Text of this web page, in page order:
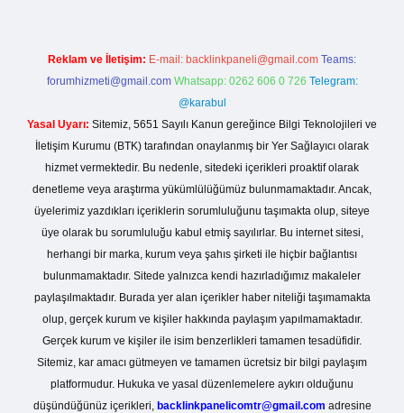
Reklam ve İletişim: E-mail: backlinkpaneli@gmail.com Teams:
forumhizmeti@gmail.com Whatsapp: 0262 606 0 726 Telegram:
@karabul
Yasal Uyarı: Sitemiz, 5651 Sayılı Kanun gereğince Bilgi Teknolojileri ve
İletişim Kurumu (BTK) tarafından onaylanmış bir Yer Sağlayıcı olarak
hizmet vermektedir. Bu nedenle, sitedeki içerikleri proaktif olarak
denetleme veya araştırma yükümlülüğümüz bulunmamaktadır. Ancak,
üyelerimiz yazdıkları içeriklerin sorumluluğunu taşımakta olup, siteye
üye olarak bu sorumluluğu kabul etmiş sayılırlar. Bu internet sitesi,
herhangi bir marka, kurum veya şahıs şirketi ile hiçbir bağlantısı
bulunmamaktadır. Sitede yalnızca kendi hazırladığımız makaleler
paylaşılmaktadır. Burada yer alan içerikler haber niteliği taşımamakta
olup, gerçek kurum ve kişiler hakkında paylaşım yapılmamaktadır.
Gerçek kurum ve kişiler ile isim benzerlikleri tamamen tesadüfidir.
Sitemiz, kar amacı gütmeyen ve tamamen ücretsiz bir bilgi paylaşım
platformudur. Hukuka ve yasal düzenlemelere aykırı olduğunu
düşündüğünüz içerikleri, backlinkpanelicomtr@gmail.com adresine